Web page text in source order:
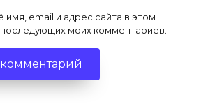
имя, email и адрес сайта в этом
моих комментариев.